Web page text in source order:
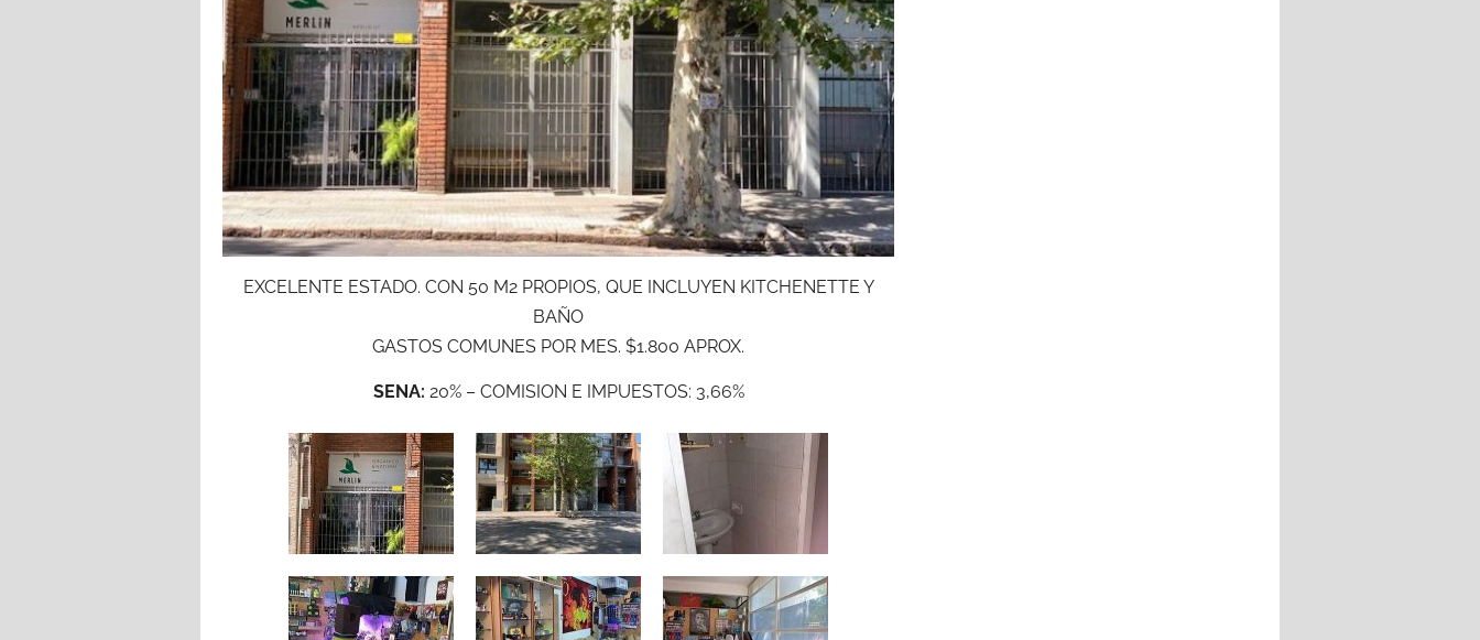
EXCELENTE ESTADO. CON 50 M2 PROPIOS, QUE INCLUYEN KITCHENETTE Y
BAÑO
GASTOS COMUNES POR MES. $1.800 APROX.
SENA: 20% – COMISION E IMPUESTOS: 3,66%